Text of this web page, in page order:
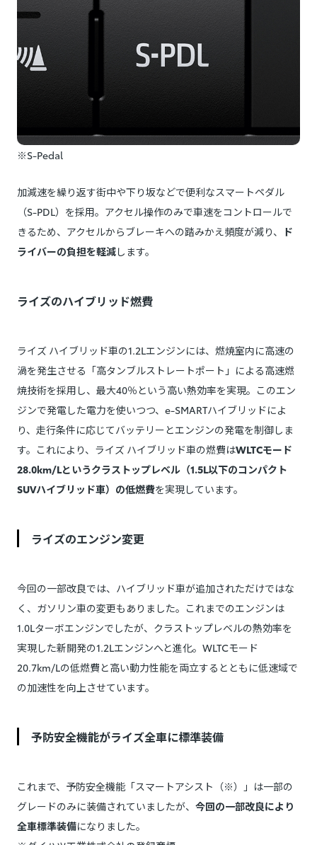
※S-Pedal
加減速を繰り返す街中や下り坂などで便利なスマートペダル
（S-PDL）を採用。アクセル操作のみで車速をコントロールで
きるため、アクセルからブレーキへの踏みかえ頻度が減り、
ド
ライバーの負担を軽減します。
ライズのハイブリッド燃費
ライズ ハイブリッド車の1.2Lエンジンには、燃焼室内に高速の
渦を発生させる「高タンブルストレートポート」による高速燃
焼技術を採用し、最大40％という高い熱効率を実現。このエン
ジンで発電した電力を使いつつ、e-SMARTハイブリッドによ
り、走行条件に応じてバッテリーとエンジンの発電を制御しま
す。これにより、ライズ ハイブリッド車の燃費はWLTCモード
28.0km/Lというクラストップレベル（1.5L以下のコンパクト
SUVハイブリッド車）の低燃費を実現しています。
ライズのエンジン変更
今回の一部改良では、ハイブリッド車が追加されただけではな
く、ガソリン車の変更もありました。これまでのエンジンは
1.0Lターボエンジンでしたが、クラストップレベルの熱効率を
実現した新開発の1.2Lエンジンへと進化。WLTCモード
20.7km/Lの低燃費と高い動力性能を両立するとともに低速域で
の加速性を向上させています。
予防安全機能がライズ全車に標準装備
これまで、予防安全機能「スマートアシスト（※）」は一部の
グレードのみに装備されていましたが、 今回の一部改良により
全車標準装備になりました。